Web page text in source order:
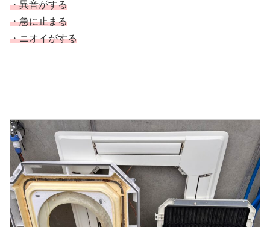
・異音がする
・急に止まる
・ニオイがする